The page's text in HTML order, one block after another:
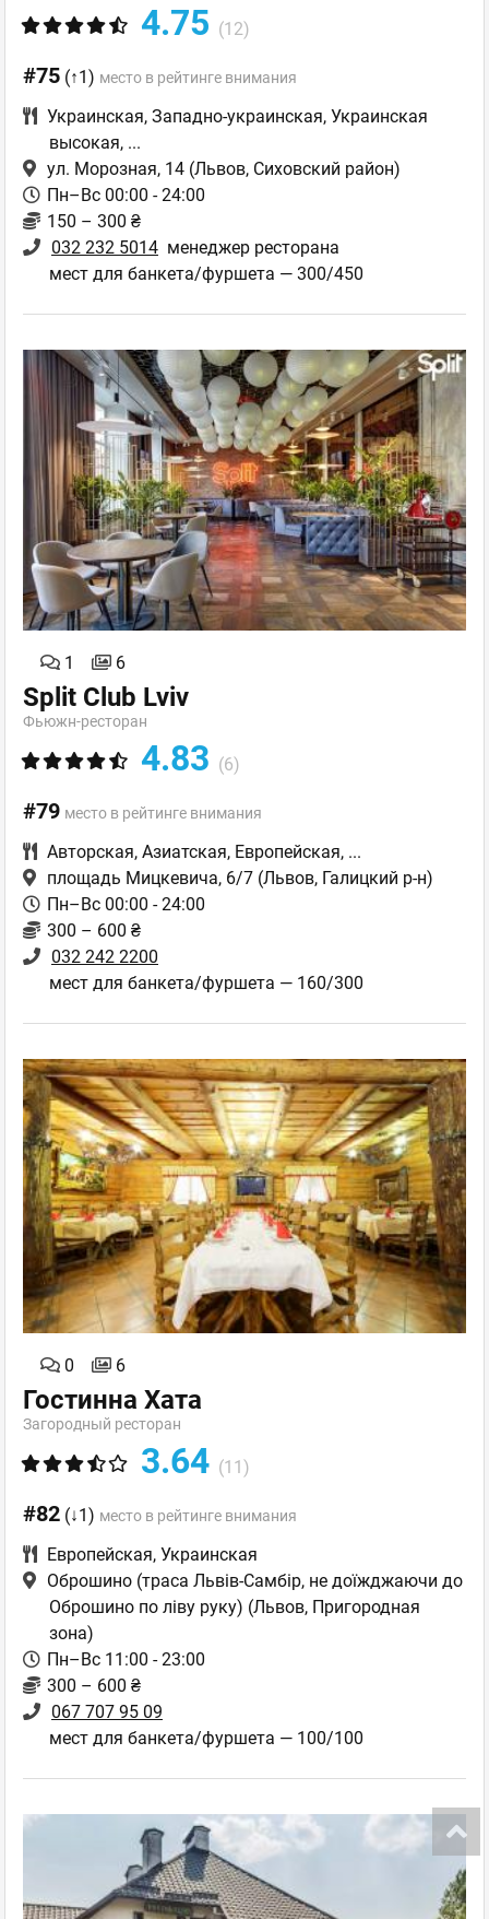
4.75 (12)
#75 (↑1) место в рейтинге внимания
Украинская, Западно-украинская, Украинская
высокая, ...
ул. Морозная, 14 (Львов, Сиховский район)
Пн–Вс 00:00 - 24:00
150 – 300 ₴
032 232 5014 менеджер ресторана
мест для банкета/фуршета — 300/450
1 6
Split Club Lviv
Фьюжн-ресторан
4.83 (6)
#79 место в рейтинге внимания
Авторская, Азиатская, Европейская, ...
площадь Мицкевича, 6/7 (Львов, Галицкий р-н)
Пн–Вс 00:00 - 24:00
300 – 600 ₴
032 242 2200
мест для банкета/фуршета — 160/300
0 6
Гостинна Хата
Загородный ресторан
3.64 (11)
#82 (↓1) место в рейтинге внимания
Европейская, Украинская
Оброшино (траса Львів-Самбір, не доїжджаючи до
Оброшино по ліву руку) (Львов, Пригородная
зона)
Пн–Вс 11:00 - 23:00
300 – 600 ₴
067 707 95 09
мест для банкета/фуршета — 100/100